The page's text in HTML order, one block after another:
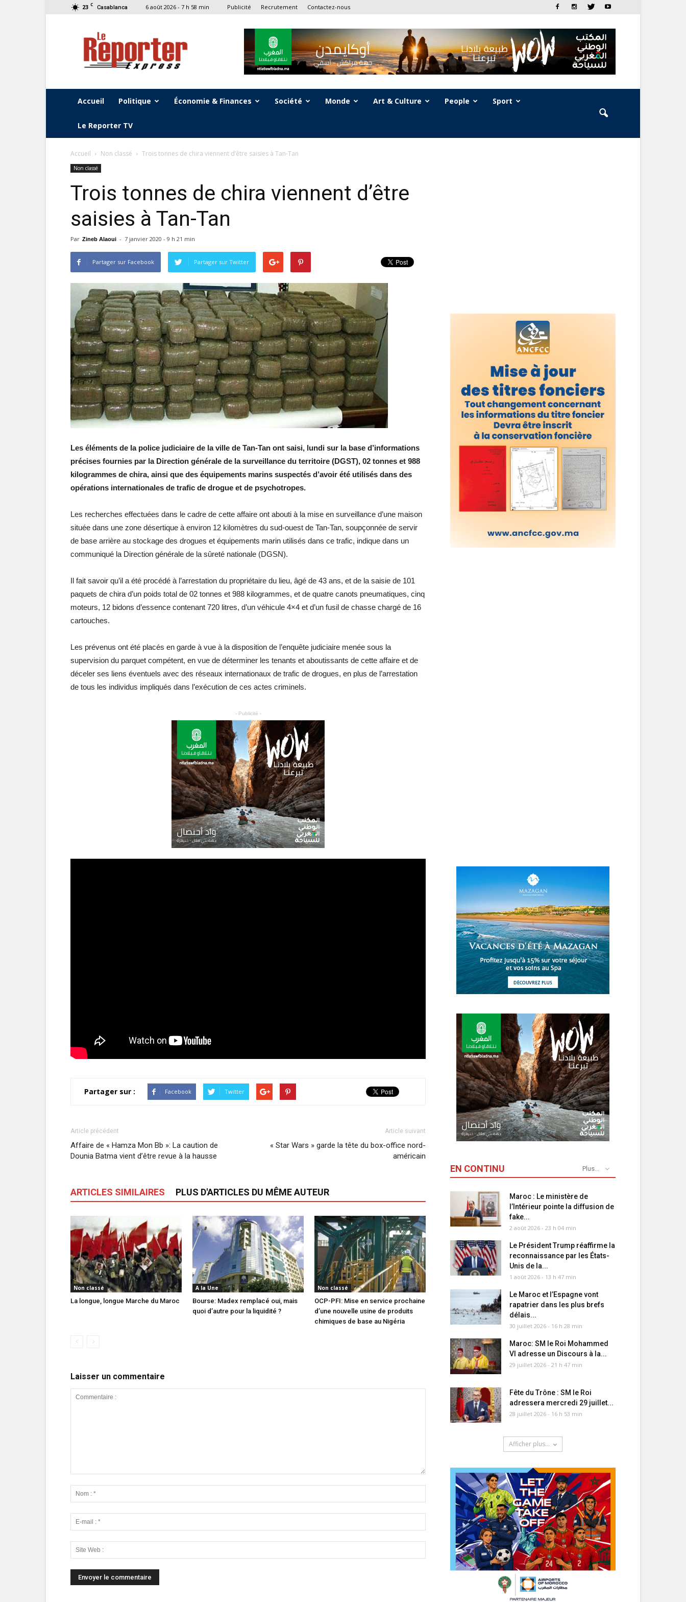
23 C Casablanca 6 août 2026 - 7 h 58 min Publicité Recrutement Contactez-nous
Le
Reporter
Express
Accueil Politique Économie & Finances Société Monde Art & Culture People Sport
Le Reporter TV
Accueil Non classé Trois tonnes de chira viennent d’être saisies à Tan-Tan
Non classé
Trois tonnes de chira viennent d’être
saisies à Tan-Tan
Par Zineb Alaoui - 7 janvier 2020 - 9 h 21 min
Partager sur Facebook Partager sur Twitter
Les éléments de la police judiciaire de la ville de Tan-Tan ont saisi, lundi sur la base d’informations
précises fournies par la Direction générale de la surveillance du territoire (DGST), 02 tonnes et 988
kilogrammes de chira, ainsi que des équipements marins suspectés d’avoir été utilisés dans des
opérations internationales de trafic de drogue et de psychotropes.
Les recherches effectuées dans le cadre de cette affaire ont abouti à la mise en surveillance d’une maison
située dans une zone désertique à environ 12 kilomètres du sud-ouest de Tan-Tan, soupçonnée de servir
de base arrière au stockage des drogues et équipements marin utilisés dans ce trafic, indique dans un
communiqué la Direction générale de la sûreté nationale (DGSN).
Il fait savoir qu’il a été procédé à l’arrestation du propriétaire du lieu, âgé de 43 ans, et de la saisie de 101
paquets de chira d’un poids total de 02 tonnes et 988 kilogrammes, et de quatre canots pneumatiques, cinq
moteurs, 12 bidons d’essence contenant 720 litres, d’un véhicule 4×4 et d’un fusil de chasse chargé de 16
cartouches.
Les prévenus ont été placés en garde à vue à la disposition de l’enquête judiciaire menée sous la
supervision du parquet compétent, en vue de déterminer les tenants et aboutissants de cette affaire et de
déceler ses liens éventuels avec des réseaux internationaux de trafic de drogues, en plus de l’arrestation
de tous les individus impliqués dans l’exécution de ces actes criminels.
- Publicité -
Partager sur : Facebook Twitter
Article précédent
Affaire de « Hamza Mon Bb »: La caution de
Dounia Batma vient d’être revue à la hausse
Article suivant
« Star Wars » garde la tête du box-office nord-
américain
ARTICLES SIMILAIRES PLUS D'ARTICLES DU MÊME AUTEUR
Non classé
La longue, longue Marche du Maroc
A la Une
Bourse: Madex remplacé oui, mais
quoi d’autre pour la liquidité ?
Non classé
OCP-PFI: Mise en service prochaine
d’une nouvelle usine de produits
chimiques de base au Nigéria
Laisser un commentaire
EN CONTINU Plus...
Maroc : Le ministère de
l’Intérieur pointe la diffusion de
fake...
2 août 2026 - 23 h 04 min
Le Président Trump réaffirme la
reconnaissance par les États-
Unis de la...
1 août 2026 - 13 h 47 min
Le Maroc et l’Espagne vont
rapatrier dans les plus brefs
délais...
30 juillet 2026 - 16 h 28 min
Maroc: SM le Roi Mohammed
VI adresse un Discours à la...
29 juillet 2026 - 21 h 47 min
Fête du Trône : SM le Roi
adressera mercredi 29 juillet...
28 juillet 2026 - 16 h 53 min
Afficher plus...